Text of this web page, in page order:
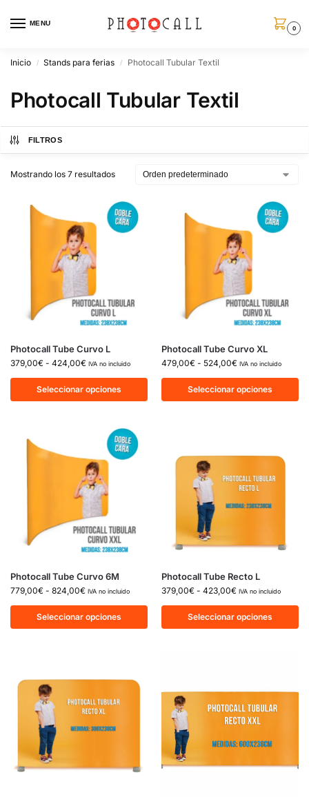
MENU
0
Inicio / Stands para ferias / Photocall Tubular Textil
Photocall Tubular Textil
FILTROS
Mostrando los 7 resultados
Photocall Tube Curvo L
379,00€ - 424,00€ IVA no incluido
Seleccionar opciones
Photocall Tube Curvo XL
479,00€ - 524,00€ IVA no incluido
Seleccionar opciones
Photocall Tube Curvo 6M
779,00€ - 824,00€ IVA no incluido
Seleccionar opciones
Photocall Tube Recto L
379,00€ - 423,00€ IVA no incluido
Seleccionar opciones